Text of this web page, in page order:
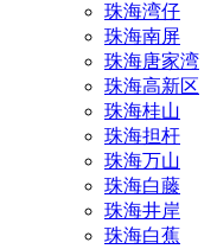
珠海湾仔
珠海南屏
珠海唐家湾
珠海高新区
珠海桂山
珠海担杆
珠海万山
珠海白藤
珠海井岸
珠海白蕉